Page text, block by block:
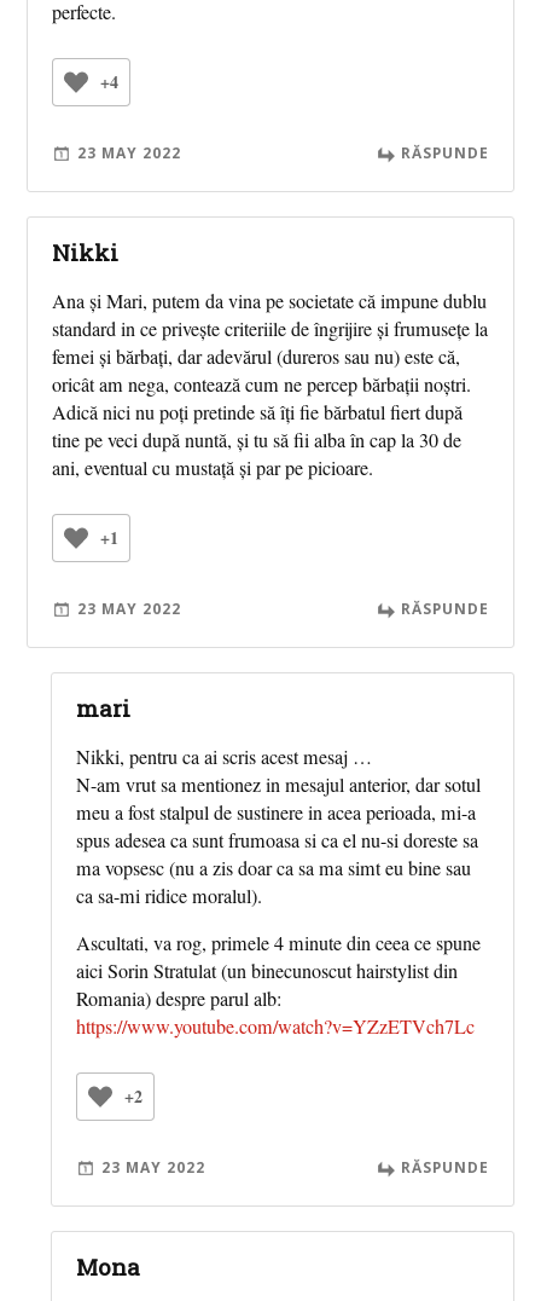
perfecte.
+4
23 MAY 2022 RĂSPUNDE
Nikki
Ana și Mari, putem da vina pe societate că impune dublu
standard in ce privește criteriile de îngrijire și frumusețe la
femei și bărbați, dar adevărul (dureros sau nu) este că,
oricât am nega, contează cum ne percep bărbații noștri.
Adică nici nu poți pretinde să îți fie bărbatul fiert după
tine pe veci după nuntă, și tu să fii alba în cap la 30 de
ani, eventual cu mustață și par pe picioare.
+1
23 MAY 2022 RĂSPUNDE
mari
Nikki, pentru ca ai scris acest mesaj …
N-am vrut sa mentionez in mesajul anterior, dar sotul
meu a fost stalpul de sustinere in acea perioada, mi-a
spus adesea ca sunt frumoasa si ca el nu-si doreste sa
ma vopsesc (nu a zis doar ca sa ma simt eu bine sau
ca sa-mi ridice moralul).
Ascultati, va rog, primele 4 minute din ceea ce spune
aici Sorin Stratulat (un binecunoscut hairstylist din
Romania) despre parul alb:
https://www.youtube.com/watch?v=YZzETVch7Lc
+2
23 MAY 2022 RĂSPUNDE
Mona